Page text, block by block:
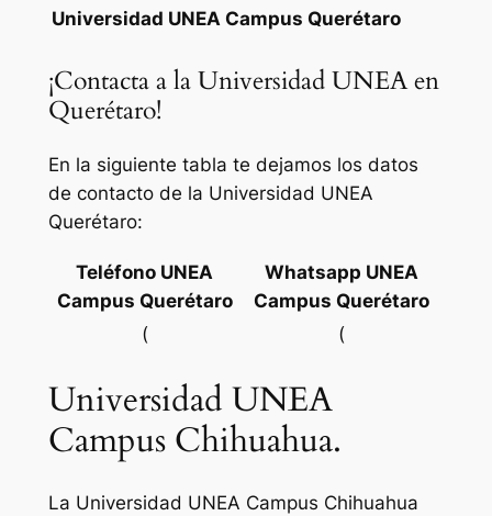
Universidad UNEA Campus Querétaro
¡Contacta a la Universidad UNEA en
Querétaro!
En la siguiente tabla te dejamos los datos
de contacto de la Universidad UNEA
Querétaro:
Teléfono UNEA
Campus Querétaro
Whatsapp UNEA
Campus Querétaro
(
(
Universidad UNEA
Campus Chihuahua.
La Universidad UNEA Campus Chihuahua